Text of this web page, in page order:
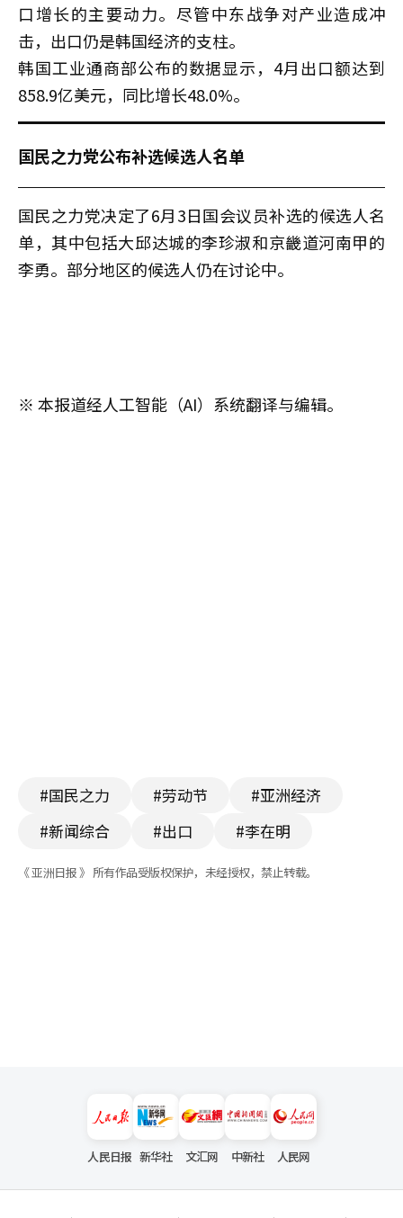
口增长的主要动力。尽管中东战争对产业造成冲
击，出口仍是韩国经济的支柱。
韩国工业通商部公布的数据显示，4月出口额达到
858.9亿美元，同比增长48.0%。
国民之力党公布补选候选人名单
国民之力党决定了6月3日国会议员补选的候选人名
单，其中包括大邱达城的李珍淑和京畿道河南甲的
李勇。部分地区的候选人仍在讨论中。
※ 本报道经人工智能（AI）系统翻译与编辑。
#国民之力 #劳动节
#亚洲经济
#新闻综合
#出口 #李在明
《 亚洲日报 》 所有作品受版权保护，未经授权，禁止转载。
人民日报 新华社 文汇网 中新社 人民网